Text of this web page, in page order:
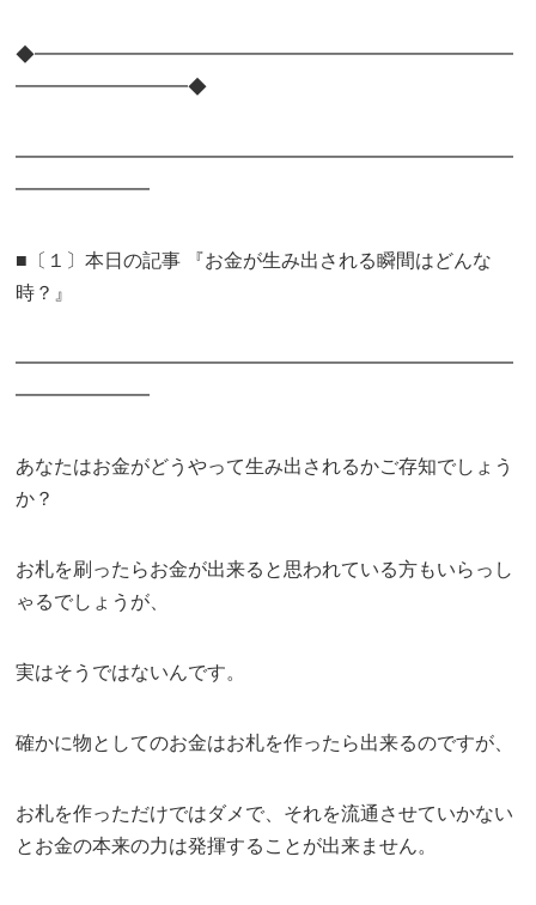
◆━━━━━━━━━━━━━━━━━━━━━━━━━
━━━━━━━━━◆
━━━━━━━━━━━━━━━━━━━━━━━━━━
━━━━━━━
■〔１〕本日の記事 『お金が生み出される瞬間はどんな
時？』
━━━━━━━━━━━━━━━━━━━━━━━━━━
━━━━━━━
あなたはお金がどうやって生み出されるかご存知でしょう
か？
お札を刷ったらお金が出来ると思われている方もいらっし
ゃるでしょうが、
実はそうではないんです。
確かに物としてのお金はお札を作ったら出来るのですが、
お札を作っただけではダメで、それを流通させていかない
とお金の本来の力は発揮することが出来ません。